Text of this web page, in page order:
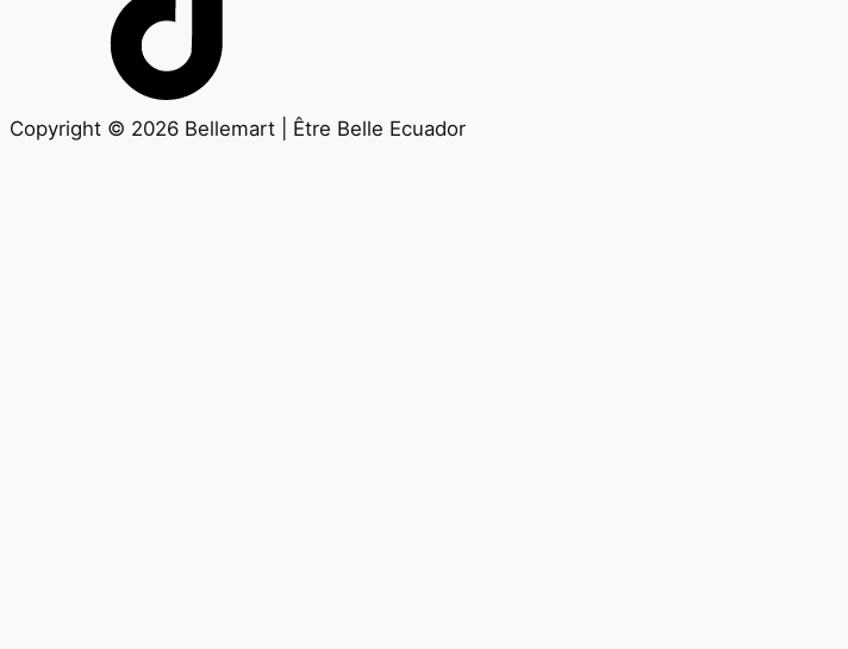
Copyright © 2026 Bellemart | Être Belle Ecuador